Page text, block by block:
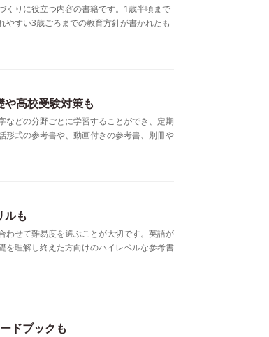
くりに役立つ内容の書籍です。1歳半頃まで
すい3歳ごろまでの教育方針が書かれたも
高校受験対策も
などの分野ごとに学習することができ、定期
形式の参考書や、動画付きの参考書、別冊や
ルも
わせて難易度を選ぶことが大切です。英語が
を理解し終えた方向けのハイレベルな参考書
ドブックも